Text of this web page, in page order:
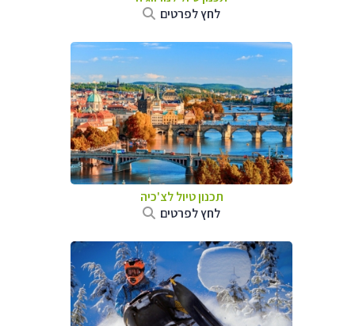
לחץ לפרטים
תכנון טיול לצ'כיה
לחץ לפרטים